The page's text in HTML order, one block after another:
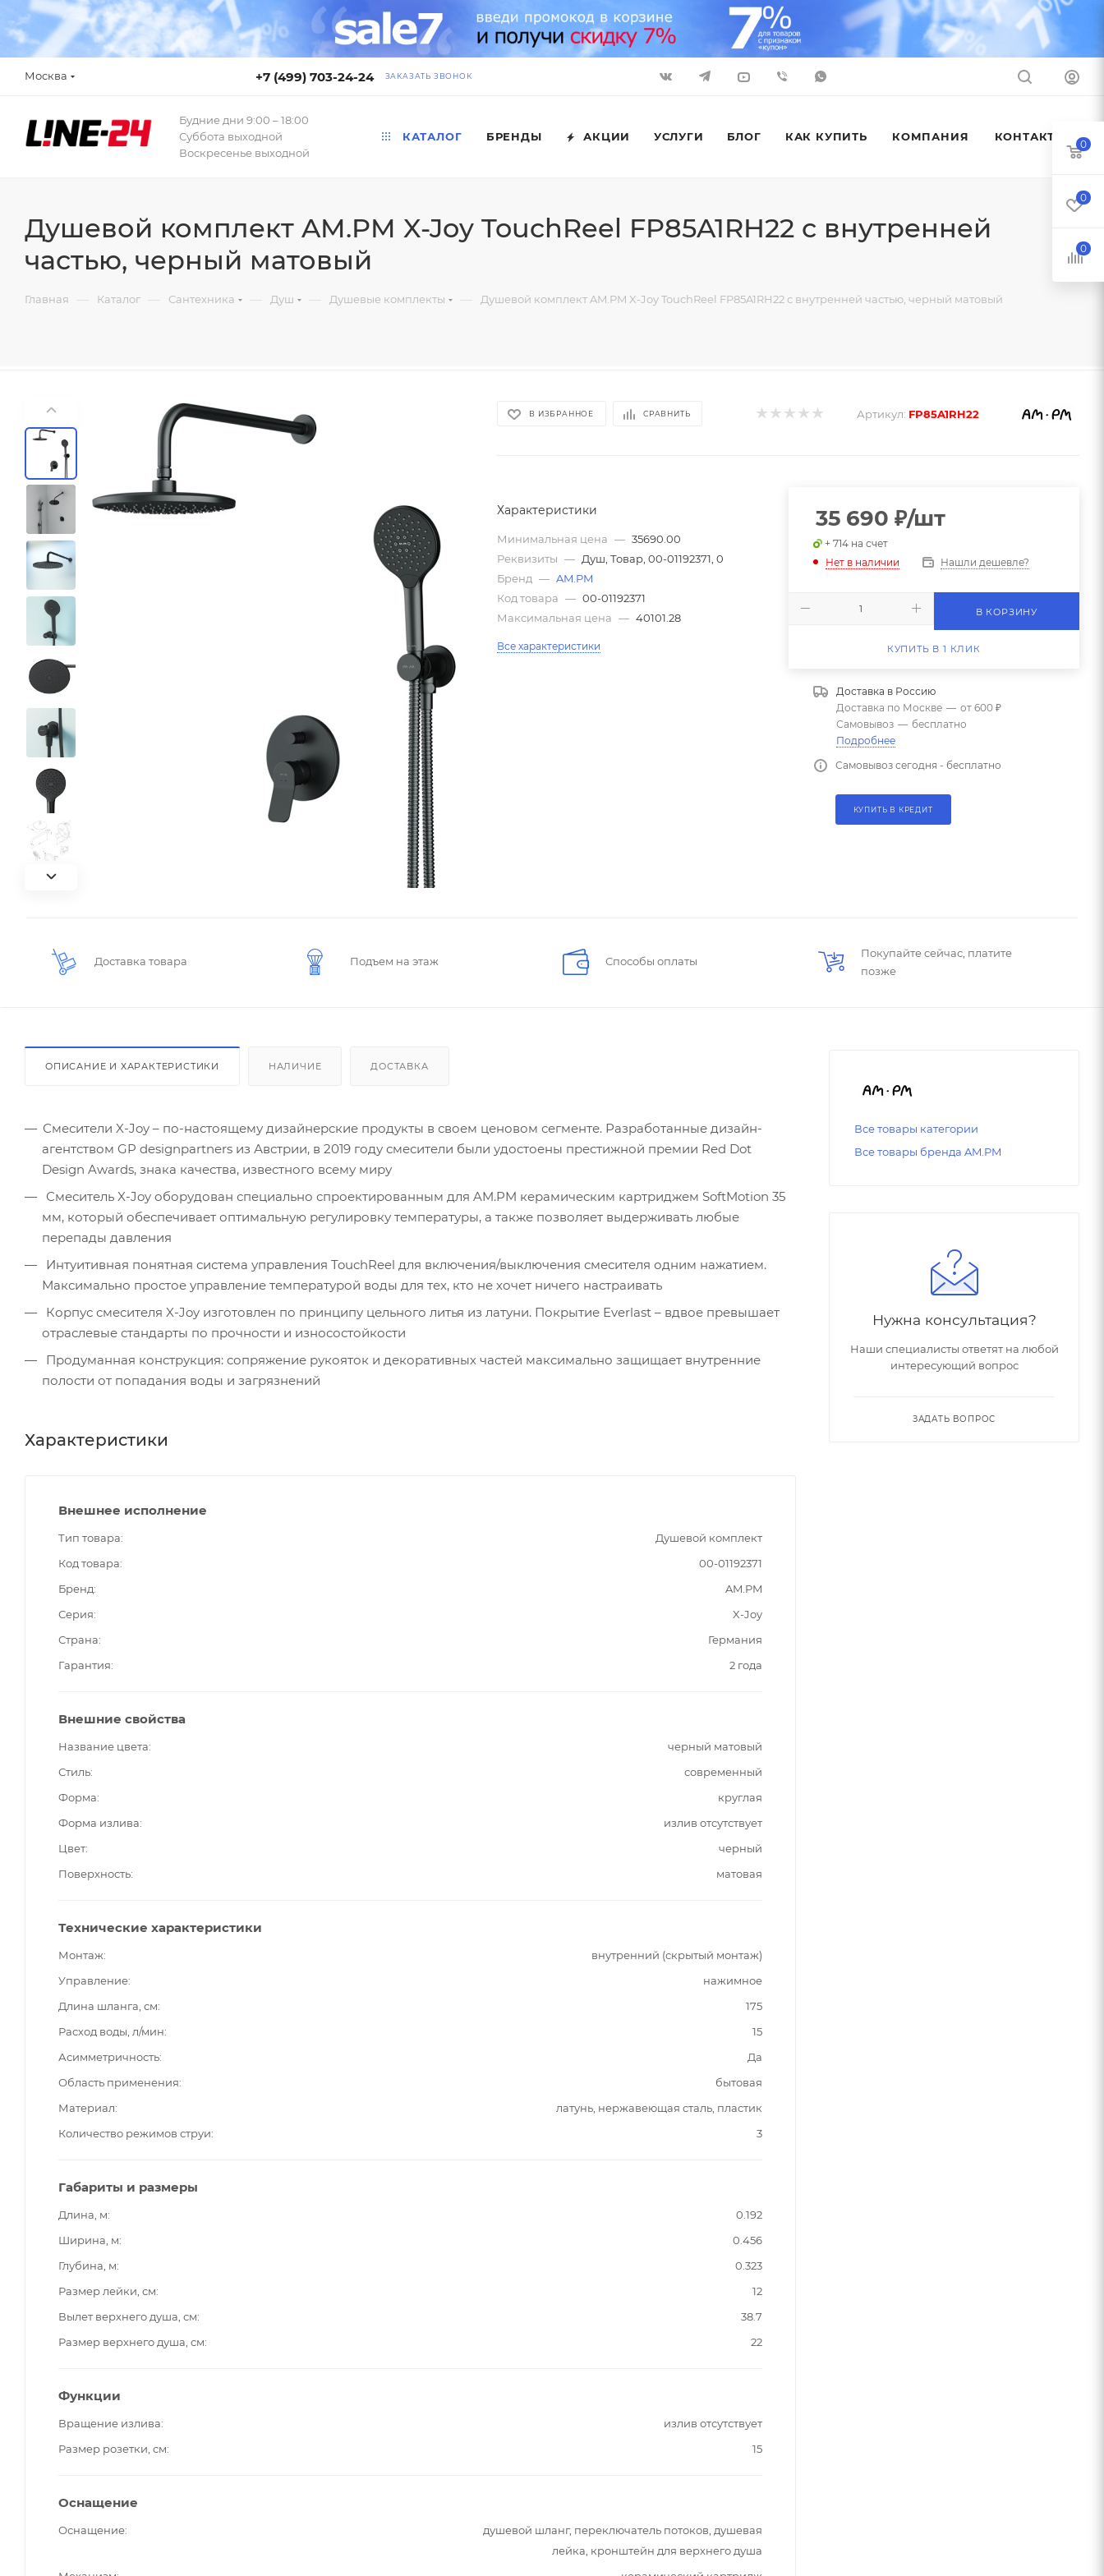
Москва +7 (499) 703-24-24 ЗАКАЗАТЬ ЗВОНОК
Будние дни 9:00 – 18:00
Суббота выходной
Воскресенье выходной
КАТАЛОГ БРЕНДЫ АКЦИИ УСЛУГИ БЛОГ КАК КУПИТЬ КОМПАНИЯ КОНТАКТЫ
Душевой комплект AM.PM X-Joy TouchReel FP85A1RH22 с внутренней
частью, черный матовый
Главная — Каталог — Сантехника — Душ — Душевые комплекты — Душевой комплект AM.PM X-Joy TouchReel FP85A1RH22 с внутренней частью, черный матовый
В ИЗБРАННОЕ СРАВНИТЬ Артикул: FP85A1RH22
Характеристики
Минимальная цена — 35690.00
Реквизиты — Душ, Товар, 00-01192371, 0
Бренд — AM.PM
Код товара — 00-01192371
Максимальная цена — 40101.28
Все характеристики
35 690 ₽/шт
+ 714 на счет
Нет в наличии
Нашли дешевле?
В КОРЗИНУ
КУПИТЬ В 1 КЛИК
Доставка в Россию
Доставка по Москве — от 600 ₽
Самовывоз — бесплатно
Подробнее
Самовывоз сегодня - бесплатно
КУПИТЬ В КРЕДИТ
Доставка товара Подъем на этаж Способы оплаты
Покупайте сейчас, платите
позже
ОПИСАНИЕ И ХАРАКТЕРИСТИКИ НАЛИЧИЕ ДОСТАВКА
Смесители X-Joy – по-настоящему дизайнерские продукты в своем ценовом сегменте. Разработанные дизайн-
агентством GP designpartners из Австрии, в 2019 году смесители были удостоены престижной премии Red Dot
Design Awards, знака качества, известного всему миру
Смеситель X-Joy оборудован специально спроектированным для AM.PM керамическим картриджем SoftMotion 35
мм, который обеспечивает оптимальную регулировку температуры, а также позволяет выдерживать любые
перепады давления
Интуитивная понятная система управления TouchReel для включения/выключения смесителя одним нажатием.
Максимально простое управление температурой воды для тех, кто не хочет ничего настраивать
Корпус смесителя X-Joy изготовлен по принципу цельного литья из латуни. Покрытие Everlast – вдвое превышает
отраслевые стандарты по прочности и износостойкости
Продуманная конструкция: сопряжение рукояток и декоративных частей максимально защищает внутренние
полости от попадания воды и загрязнений
Характеристики
Внешнее исполнение
Тип товара
Душевой комплект
Код товара
00-01192371
Бренд
AM.PM
Серия
X-Joy
Страна
Германия
Гарантия
2 года
Внешние свойства
Название цвета
черный матовый
Стиль
современный
Форма
круглая
Форма излива
излив отсутствует
Цвет
черный
Поверхность
матовая
Технические характеристики
Монтаж
внутренний (скрытый монтаж)
Управление
нажимное
Длина шланга, см
175
Расход воды, л/мин
15
Асимметричность
Да
Область применения
бытовая
Материал
латунь, нержавеющая сталь, пластик
Количество режимов струи
3
Габариты и размеры
Длина, м
0.192
Ширина, м
0.456
Глубина, м
0.323
Размер лейки, см
12
Вылет верхнего душа, см
38.7
Размер верхнего душа, см
22
Функции
Вращение излива
излив отсутствует
Размер розетки, см
15
Оснащение
Оснащение
душевой шланг, переключатель потоков, душевая
лейка, кронштейн для верхнего душа
Все товары категории
Все товары бренда AM.PM
Нужна консультация?
Наши специалисты ответят на любой
интересующий вопрос
ЗАДАТЬ ВОПРОС
0
0
0